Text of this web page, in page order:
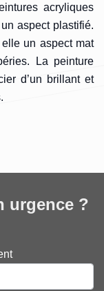
acryliques
aspect plastifié.
un aspect mat
La peinture
d’un brillant et
urgence ?